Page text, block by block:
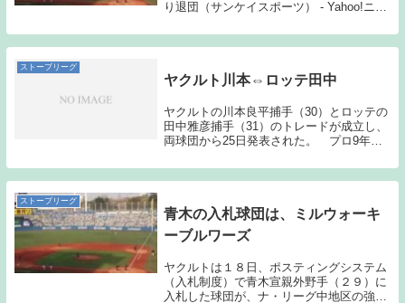
り退団（サンケイスポーツ） - Yahoo!ニュ
た時期に差し掛かってしまった。現在最下
位に沈むヤクルトからは、引退を発表した
ストーブリーグ
ヤクルト川本⇔ロッテ田中
ヤクルトの川本良平捕手（30）とロッテの
田中雅彦捕手（31）のトレードが成立し、
両球団から25日発表された。 プロ9年目
本塁打。10年目の田中は通算191試合で打
率2割1分9厘、1本塁打。 里崎...
ストーブリーグ
青木の入札球団は、ミルウォーキ
ーブルワーズ
ヤクルトは１８日、ポスティングシステム
（入札制度）で青木宣親外野手（２９）に
入札した球団が、ナ・リーグ中地区の強